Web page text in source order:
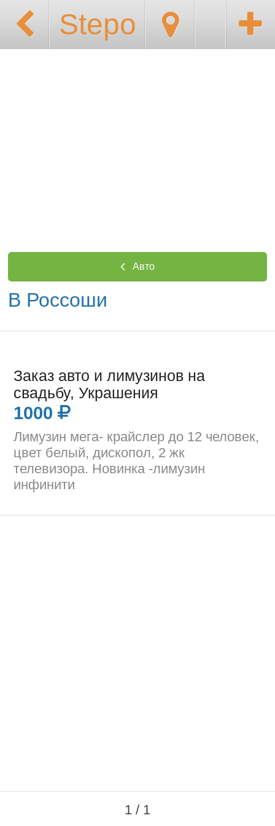
Stepo
Авто
В Россоши
Заказ авто и лимузинов на
свадьбу, Украшения
1000
Лимузин мега- крайслер до 12 человек,
цвет белый, дископол, 2 жк
телевизора. Новинка -лимузин
инфинити
1 / 1